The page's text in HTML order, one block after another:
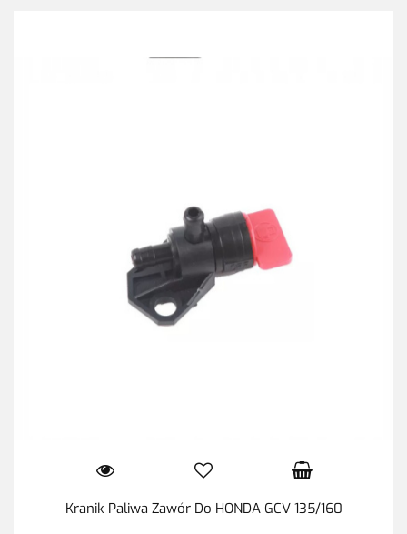
Kranik Paliwa Zawór Do HONDA GCV 135/160